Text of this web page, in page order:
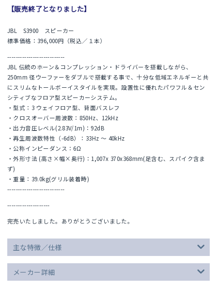
【販売終了となりました】
JBL S3900 スピーカー
標準価格：396,000円（税込／１本）
---------------------------
JBL 伝統のホーン＆コンプレッション・ドライバーを搭載しながら、
250mm 径ウーファーをダブルで搭載する事で、十分な低域エネルギーと共
にスリムなトールボーイスタイルを実現。設置性に優れたパワフル＆セン
シティブなフロア型スピーカーシステム。
・型式：3 ウェイフロア型、背面バスレフ
・クロスオーバー周波数：850Hz、12kHz
・出力音圧レベル(2.83V/1m)：92dB
・再生周波数特性（-6dB）：33Hz ～ 40kHz
・公称インピーダンス：6Ω
・外形寸法 (高さ×幅×奥行)：1,007x 370x368mm(足含む、スパイク含ま
ず)
・重量：39.0kg(グリル装着時)
---------------------------
--------------------
完売いたしました。ありがとうございました。
主な特徴／仕様
メーカー詳細